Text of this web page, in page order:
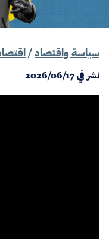
سياسة واقتصاد/ اقتصاد
نشر في2026/06/17